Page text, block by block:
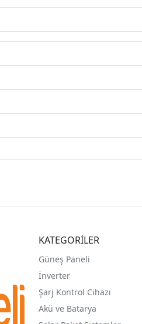
KATEGORİLER
Güneş Paneli
İnverter
Şarj Kontrol Cihazı
Akü ve Batarya